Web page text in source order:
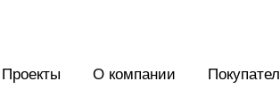
Проекты О компании